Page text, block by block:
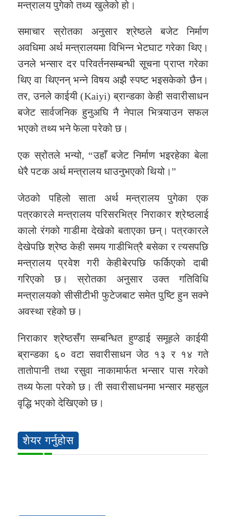
मन्त्रालय पुगेको तथ्य खुलेको हो।
समाचार स्रोतका अनुसार श्रेष्ठले बजेट निर्माण
अवधिमा अर्थ मन्त्रालयमा विभिन्न भेटघाट गरेका थिए।
उनले भन्सार दर परिवर्तनसम्बन्धी सूचना प्राप्त गरेका
थिए वा थिएनन् भन्ने विषय अझै स्पष्ट भइसकेको छैन।
तर, उनले काईयी (Kaiyi) ब्रान्डका केही सवारीसाधन
बजेट सार्वजनिक हुनुअघि नै नेपाल भित्र्याउन सफल
भएको तथ्य भने फेला परेको छ।
एक स्रोतले भन्यो, “उहाँ बजेट निर्माण भइरहेका बेला
धेरै पटक अर्थ मन्त्रालय धाउनुभएको थियो।”
जेठको पहिलो साता अर्थ मन्त्रालय पुगेका एक
पत्रकारले मन्त्रालय परिसरभित्र निराकार श्रेष्ठलाई
कालो रंगको गाडीमा देखेको बताएका छन्। पत्रकारले
देखेपछि श्रेष्ठ केही समय गाडीभित्रै बसेका र त्यसपछि
मन्त्रालय प्रवेश गरी केहीबेरपछि फर्किएको दाबी
गरिएको छ। स्रोतका अनुसार उक्त गतिविधि
मन्त्रालयको सीसीटीभी फुटेजबाट समेत पुष्टि हुन सक्ने
अवस्था रहेको छ।
निराकार श्रेष्ठसँग सम्बन्धित हुण्डाई समूहले काईयी
ब्रान्डका ६० वटा सवारीसाधन जेठ १३ र १४ गते
तातोपानी तथा रसुवा नाकामार्फत भन्सार पास गरेको
तथ्य फेला परेको छ। ती सवारीसाधनमा भन्सार महसुल
वृद्धि भएको देखिएको छ।
शेयर गर्नुहोस